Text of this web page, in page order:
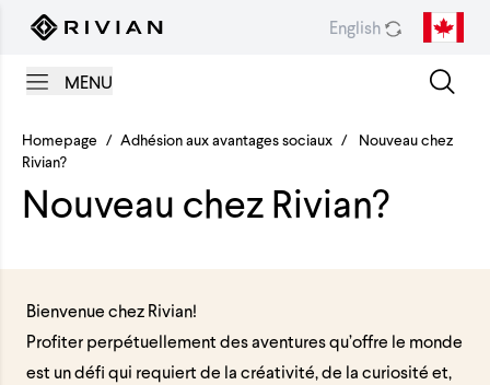
Skip to content
English
MENU
Homepage / Adhésion aux avantages sociaux /
Nouveau chez
Rivian?
Nouveau chez Rivian?
Bienvenue chez Rivian!
Profiter perpétuellement des aventures qu’offre le monde
est un défi qui requiert de la créativité, de la curiosité et,